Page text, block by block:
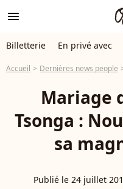
menu
Billetterie En privé avec
Accueil Dernières news people
Mariage
Tsonga :
sa
Publié le 24 juillet